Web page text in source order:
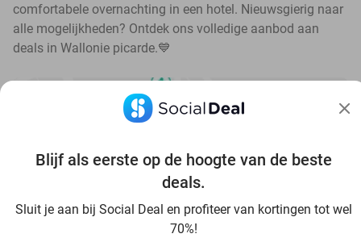
Blijf als eerste op de hoogte van de beste
deals.
Sluit je aan bij Social Deal en profiteer van kortingen tot wel
70%!
comfortabele overnachting in een hotel. Nieuwsgierig naar
alle mogelijkheden? Ontdek ons volledige aanbod aan
deals in Wallonie picarde.💙
Ontdek alle topdeals in jouw omgeving